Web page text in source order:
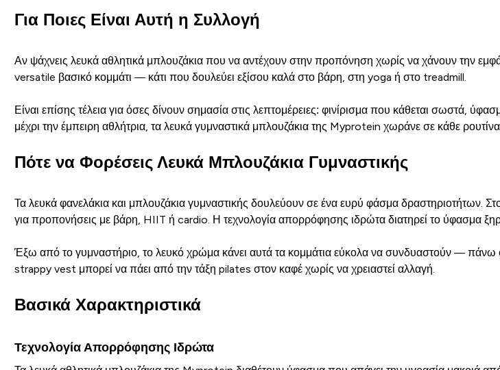
Για Ποιες Είναι Αυτή η Συλλογή
Αν ψάχνεις λευκά αθλητικά μπλουζάκια που να αντέχουν στην προπόνηση χωρίς να χάνουν την
versatile βασικό κομμάτι — κάτι που δουλεύει εξίσου καλά στο βάρη, στη yoga ή στο treadmill.
Είναι επίσης τέλεια για όσες δίνουν σημασία στις λεπτομέρειες: φινίρισμα που κάθεται σωστά,
μέχρι την έμπειρη αθλήτρια, τα λευκά γυμναστικά μπλουζάκια της Myprotein χωράνε σε κάθε ρουτίνα.
Πότε να Φορέσεις Λευκά Μπλουζάκια Γυμναστικής
Τα λευκά φανελάκια και μπλουζάκια γυμναστικής δουλεύουν σε ένα ευρύ φάσμα δραστηριοτήτων.
για προπονήσεις με βάρη, HIIT ή cardio. Η τεχνολογία απορρόφησης ιδρώτα διατηρεί το ύφασμα
Έξω από το γυμναστήριο, το λευκό χρώμα κάνει αυτά τα κομμάτια εύκολα να συνδυαστούν —
strappy vest μπορεί να πάει από την τάξη pilates στον καφέ χωρίς να χρειαστεί αλλαγή.
Βασικά Χαρακτηριστικά
Τεχνολογία Απορρόφησης Ιδρώτα